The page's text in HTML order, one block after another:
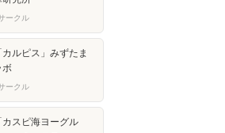
ークル
カルピス」みずたま
ボ
ークル
カスピ海ヨーグル